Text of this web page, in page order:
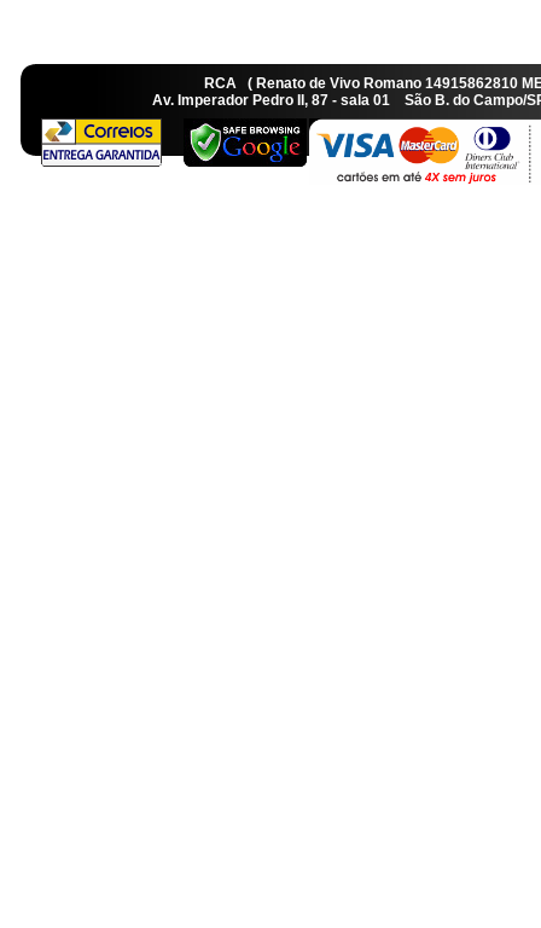
RCA ( Renato de Vivo Romano
Av. Imperador Pedro II, 87 - sala 01 São B. do